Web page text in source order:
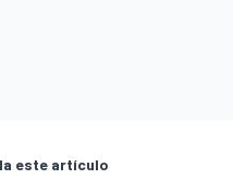
este artículo